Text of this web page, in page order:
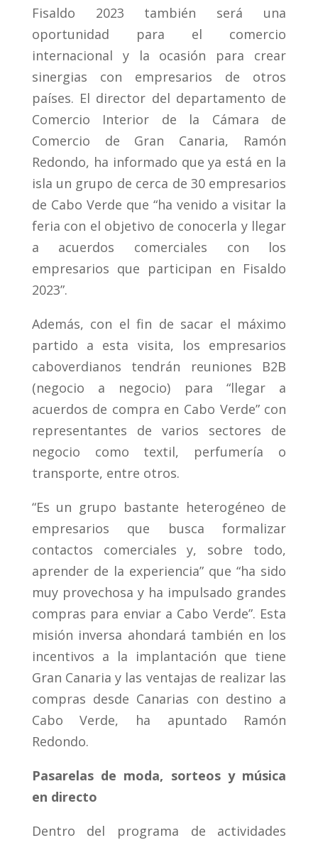
Fisaldo 2023 también será una
oportunidad para el comercio
internacional y la ocasión para crear
sinergias con empresarios de otros
países. El director del departamento de
Comercio Interior de la Cámara de
Comercio de Gran Canaria, Ramón
Redondo, ha informado que ya está en la
isla un grupo de cerca de 30 empresarios
de Cabo Verde que “ha venido a visitar la
feria con el objetivo de conocerla y llegar
a acuerdos comerciales con los
empresarios que participan en Fisaldo
2023”.
Además, con el fin de sacar el máximo
partido a esta visita, los empresarios
caboverdianos tendrán reuniones B2B
(negocio a negocio) para “llegar a
acuerdos de compra en Cabo Verde” con
representantes de varios sectores de
negocio como textil, perfumería o
transporte, entre otros.
“Es un grupo bastante heterogéneo de
empresarios que busca formalizar
contactos comerciales y, sobre todo,
aprender de la experiencia” que “ha sido
muy provechosa y ha impulsado grandes
compras para enviar a Cabo Verde”. Esta
misión inversa ahondará también en los
incentivos a la implantación que tiene
Gran Canaria y las ventajas de realizar las
compras desde Canarias con destino a
Cabo Verde, ha apuntado Ramón
Redondo.
Pasarelas de moda, sorteos y música
en directo
Dentro del programa de actividades